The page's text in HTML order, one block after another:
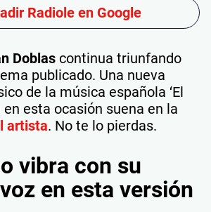
Radiole en Google
Doblas continua triunfando
publicado. Una nueva
de la música española ‘El
en esta ocasión suena en la
artista. No te lo pierdas.
vibra con su
en esta versión